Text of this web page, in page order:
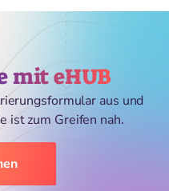
mit eHUB
aus und
ist zum Greifen nah.